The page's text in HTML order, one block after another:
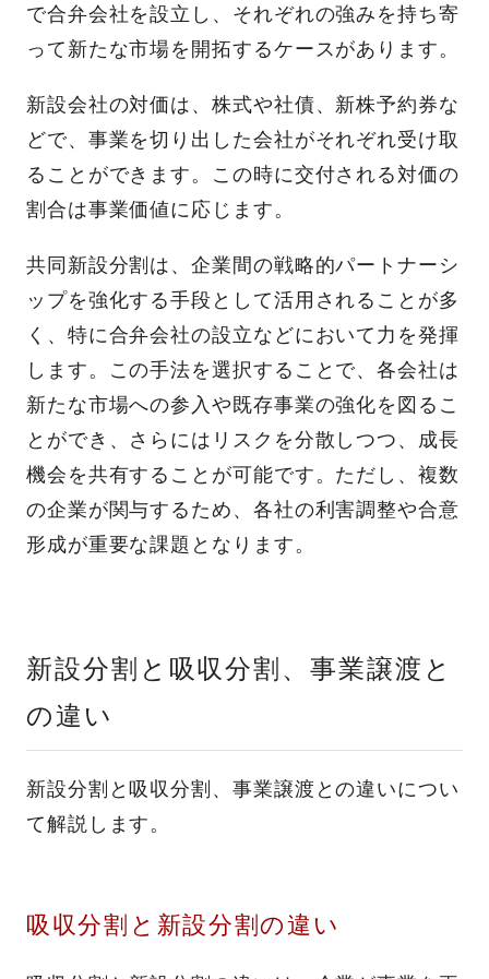
で合弁会社を設立し、それぞれの強みを持ち寄
って新たな市場を開拓するケースがあります。
新設会社の対価は、株式や社債、新株予約券な
どで、事業を切り出した会社がそれぞれ受け取
ることができます。この時に交付される対価の
割合は事業価値に応じます。
共同新設分割は、企業間の戦略的パートナーシ
ップを強化する手段として活用されることが多
く、特に合弁会社の設立などにおいて力を発揮
します。この手法を選択することで、各会社は
新たな市場への参入や既存事業の強化を図るこ
とができ、さらにはリスクを分散しつつ、成長
機会を共有することが可能です。ただし、複数
の企業が関与するため、各社の利害調整や合意
形成が重要な課題となります。
新設分割と吸収分割、事業譲渡と
の違い
新設分割と吸収分割、事業譲渡との違いについ
て解説します。
吸収分割と新設分割の違い